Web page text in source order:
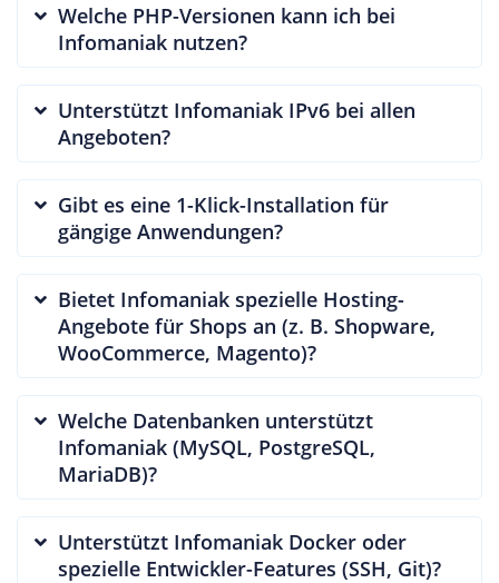
Welche PHP-Versionen kann ich bei
Infomaniak nutzen?
Unterstützt Infomaniak IPv6 bei allen
Angeboten?
Gibt es eine 1-Klick-Installation für
gängige Anwendungen?
Bietet Infomaniak spezielle Hosting-
Angebote für Shops an (z. B. Shopware,
WooCommerce, Magento)?
Welche Datenbanken unterstützt
Infomaniak (MySQL, PostgreSQL,
MariaDB)?
Unterstützt Infomaniak Docker oder
spezielle Entwickler-Features (SSH, Git)?